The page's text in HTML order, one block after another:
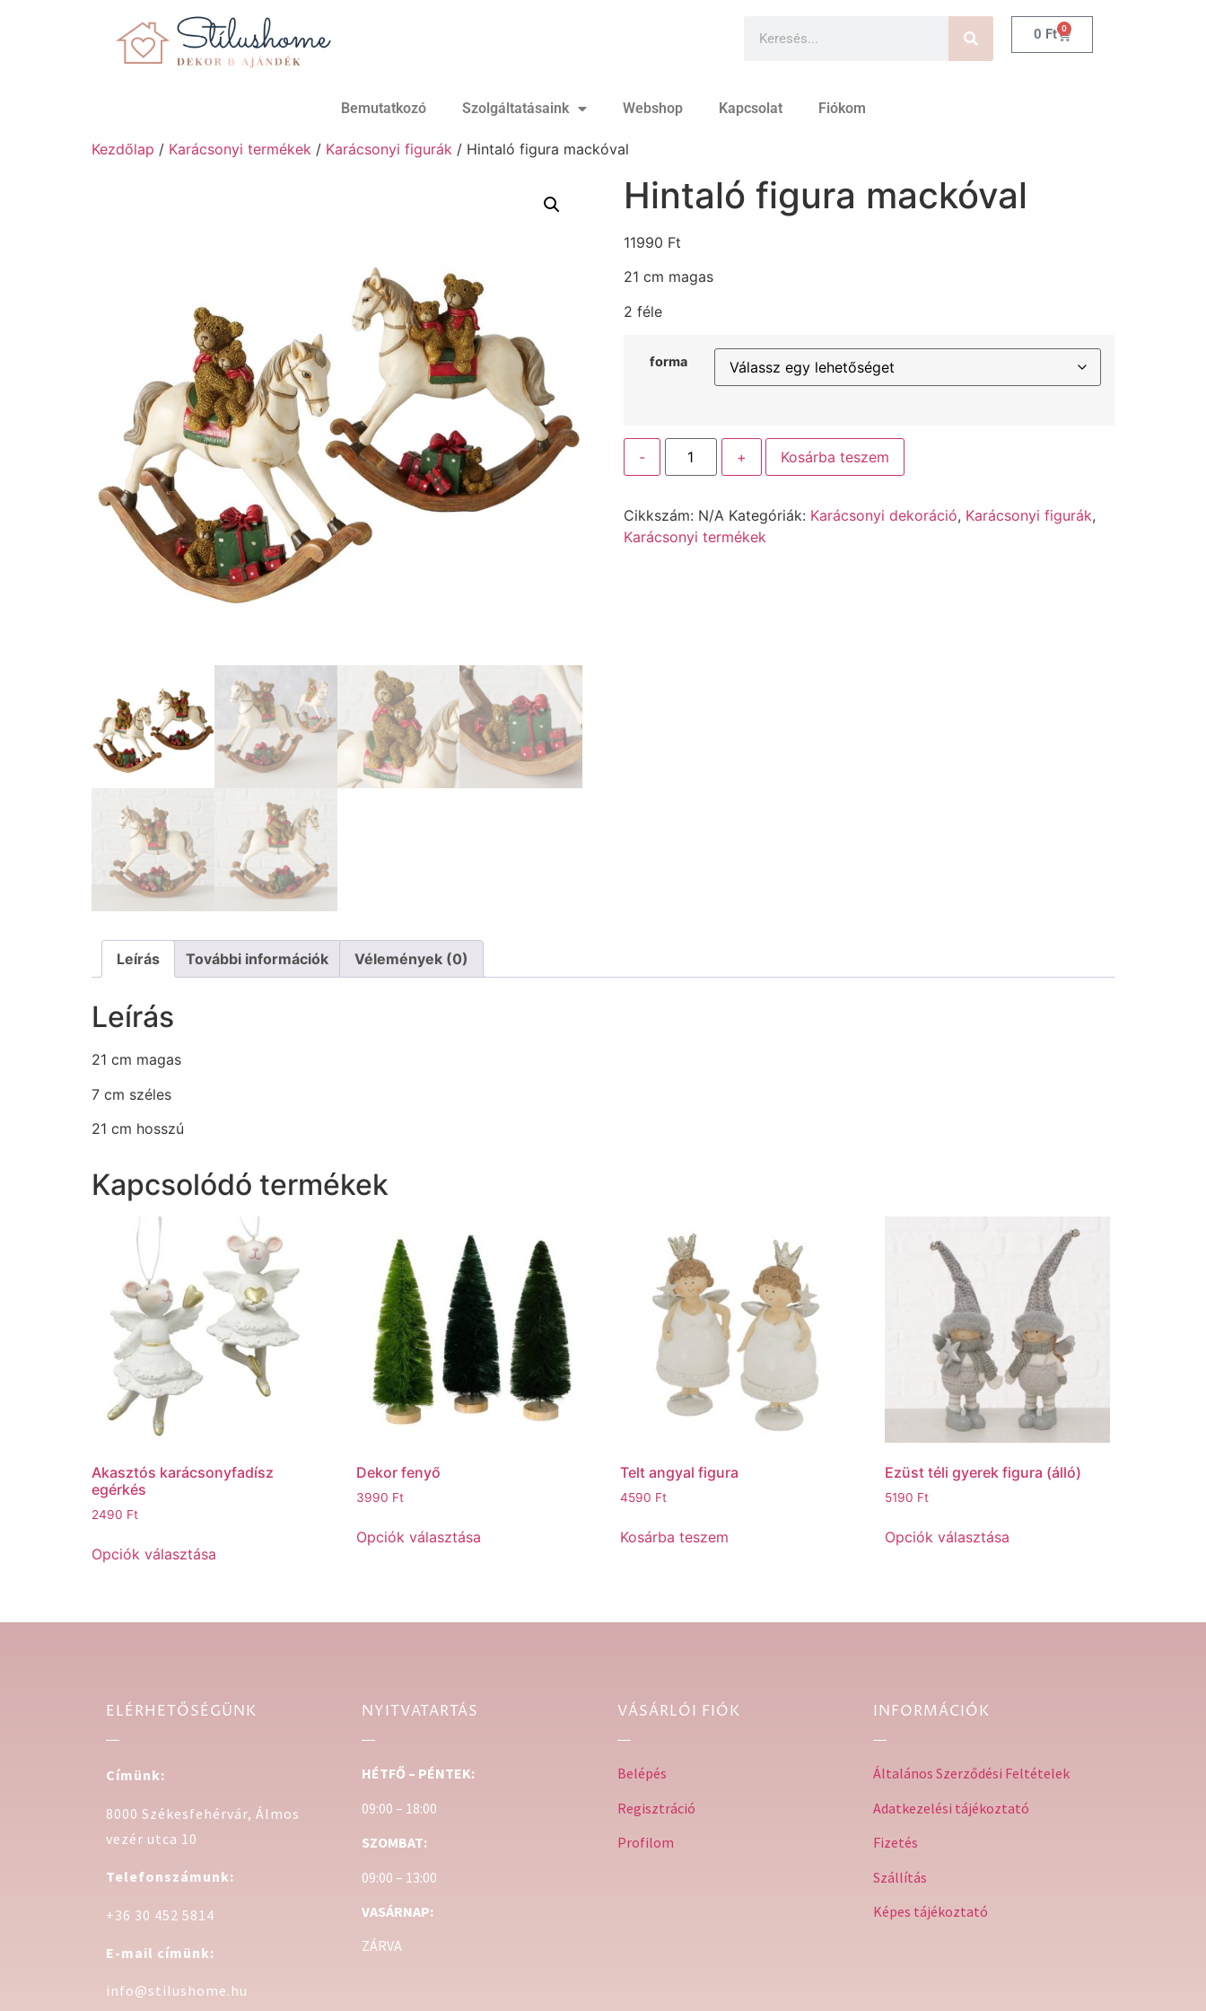
0 Ft 0
Bemutatkozó Szolgáltatásaink Webshop Kapcsolat Fiókom
Kezdőlap / Karácsonyi termékek / Karácsonyi figurák / Hintaló figura mackóval
Hintaló figura mackóval
11990 Ft
21 cm magas
2 féle
forma
- + Kosárba teszem
Cikkszám: N/A Kategóriák: Karácsonyi dekoráció, Karácsonyi figurák,
Karácsonyi termékek
Leírás További információk Vélemények (0)
Leírás
21 cm magas
7 cm széles
21 cm hosszú
Kapcsolódó termékek
Akasztós karácsonyfadísz
egérkés
2490 Ft
Opciók választása
Dekor fenyő
3990 Ft
Opciók választása
Telt angyal figura
4590 Ft
Kosárba teszem
Ezüst téli gyerek figura (álló)
5190 Ft
Opciók választása
ELÉRHETŐSÉGÜNK
Címünk:
8000 Székesfehérvár, Álmos
vezér utca 10
Telefonszámunk:
+36 30 452 5814
E-mail címünk:
info@stilushome.hu
NYITVATARTÁS
HÉTFŐ – PÉNTEK:
09:00 – 18:00
SZOMBAT:
09:00 – 13:00
VASÁRNAP:
ZÁRVA
VÁSÁRLÓI FIÓK
Belépés
Regisztráció
Profilom
INFORMÁCIÓK
Általános Szerződési Feltételek
Adatkezelési tájékoztató
Fizetés
Szállítás
Képes tájékoztató